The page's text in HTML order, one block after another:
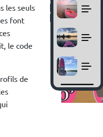
les seuls
font
le code
de